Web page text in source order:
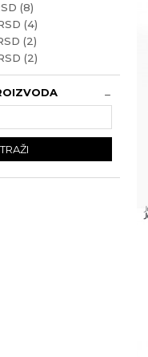
(8)
(4)
(2)
(2)